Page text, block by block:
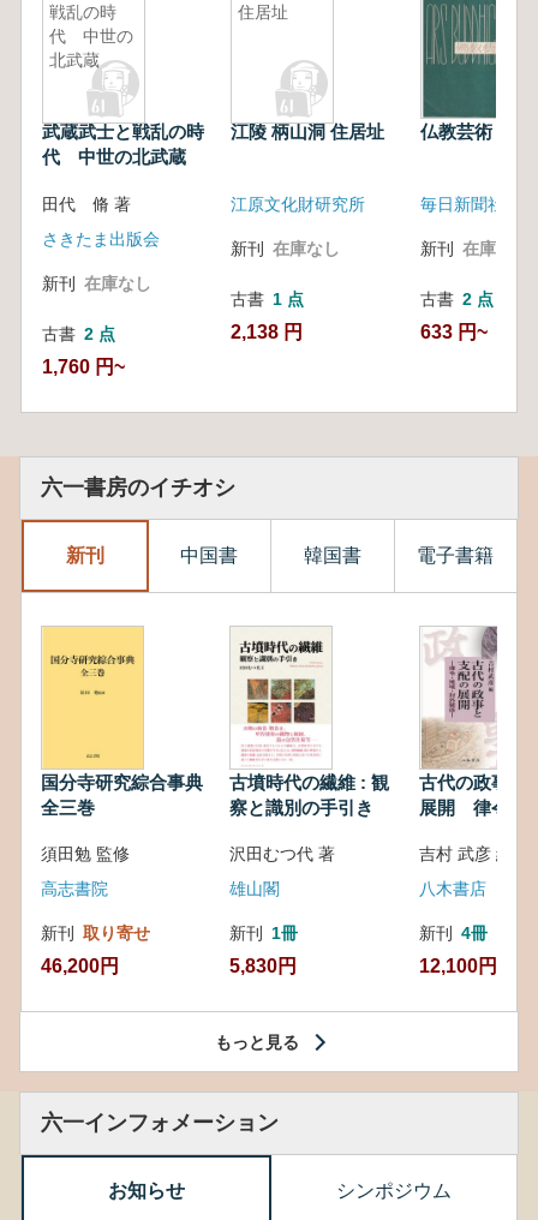
戦乱の時
代 中世の
北武蔵
武蔵武士と戦乱の時
代 中世の北武蔵
田代 脩 著
さきたま出版会
新刊 在庫なし
古書 2 点
1,760 円~
住居址
江陵 柄山洞 住居址
江原文化財研究所
新刊 在庫なし
古書 1 点
2,138 円
仏教芸術 6
毎日新聞社
新刊 在庫なし
古書 2 点
633 円~
六一書房のイチオシ
新刊 中国書 韓国書 電子書籍
国分寺研究綜合事典
全三巻
須田勉 監修
高志書院
新刊 取り寄せ
46,200円
古墳時代の繊維 : 観
察と識別の手引き
沢田むつ代 著
雄山閣
新刊 1冊
5,830円
古代の政事と
展開 律令・
吉村 武彦 編集
八木書店
新刊 4冊
12,100円
もっと見る
六一インフォメーション
お知らせ シンポジウム